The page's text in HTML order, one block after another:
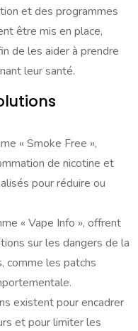
et des programmes
être mis en place,
de les aider à prendre
leur santé.
« Smoke Free »,
de nicotine et
pour réduire ou
« Vape Info », offrent
sur les dangers de la
comme les patchs
existent pour encadrer
et pour limiter les